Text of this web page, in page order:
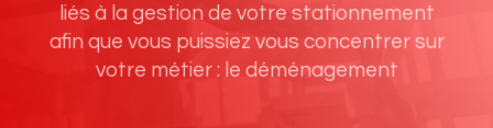
liés à la gestion de votre stationnement
afin que vous puissiez vous concentrer sur
votre métier : le déménagement